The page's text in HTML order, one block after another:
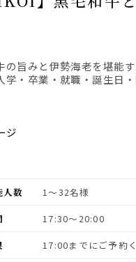
牛の旨みと伊勢海老を堪能
学・卒業・就職・誕生日
人数
1〜32名様
17:30〜20:00
17:00までにご予約